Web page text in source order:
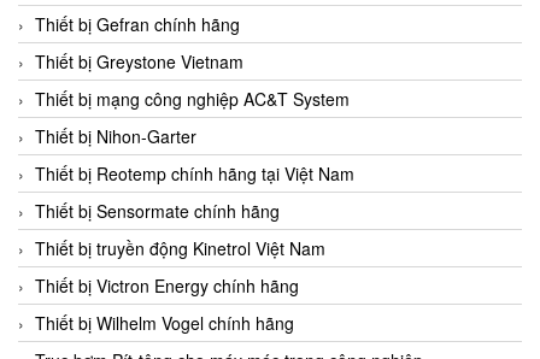
Thiết bị Gefran chính hãng
Thiết bị Greystone Vietnam
Thiết bị mạng công nghiệp AC&T System
Thiết bị Nihon-Garter
Thiết bị Reotemp chính hãng tại Việt Nam
Thiết bị Sensormate chính hãng
Thiết bị truyền động Kinetrol Việt Nam
Thiết bị Victron Energy chính hãng
Thiết bị Wilhelm Vogel chính hãng